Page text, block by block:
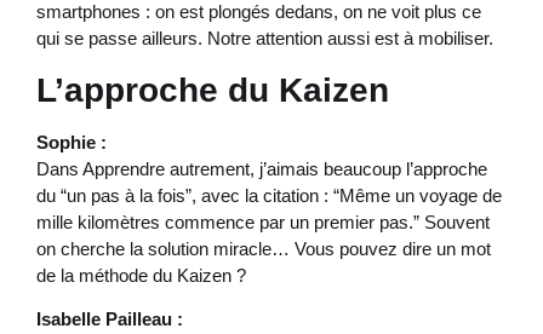
smartphones : on est plongés dedans, on ne voit plus ce
qui se passe ailleurs. Notre attention aussi est à mobiliser.
L’approche du Kaizen
Sophie :
Dans Apprendre autrement, j’aimais beaucoup l’approche
du “un pas à la fois”, avec la citation : “Même un voyage de
mille kilomètres commence par un premier pas.” Souvent
on cherche la solution miracle… Vous pouvez dire un mot
de la méthode du Kaizen ?
Isabelle Pailleau :